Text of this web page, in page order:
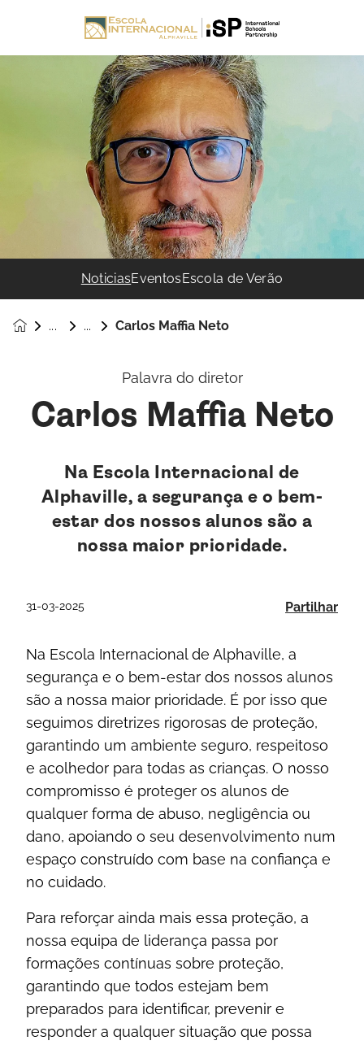
NoticiasEventosEscola de Verão
Carlos Maffia Neto
Palavra do diretor
Carlos Maffia Neto
Na Escola Internacional de
Alphaville, a segurança e o bem-
estar dos nossos alunos são a
nossa maior prioridade.
31-03-2025 Partilhar
Na Escola Internacional de Alphaville, a
segurança e o bem-estar dos nossos alunos
são a nossa maior prioridade. É por isso que
seguimos diretrizes rigorosas de proteção,
garantindo um ambiente seguro, respeitoso
e acolhedor para todas as crianças. O nosso
compromisso é proteger os alunos de
qualquer forma de abuso, negligência ou
dano, apoiando o seu desenvolvimento num
espaço construído com base na confiança e
no cuidado.
Para reforçar ainda mais essa proteção, a
nossa equipa de liderança passa por
formações contínuas sobre proteção,
garantindo que todos estejam bem
preparados para identificar, prevenir e
responder a qualquer situação que possa